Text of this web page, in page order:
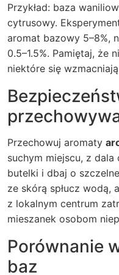
Przykład: baza
cytrusowy.
aromat bazowy 5–8%,
0.5–1.5%. Pamiętaj, że
niektóre się
Przechowuj aromaty
suchym miejscu, z dala
butelki i dbaj o
ze skórą spłucz wodą,
z lokalnym centrum
mieszanek osobom
Porównanie
baz